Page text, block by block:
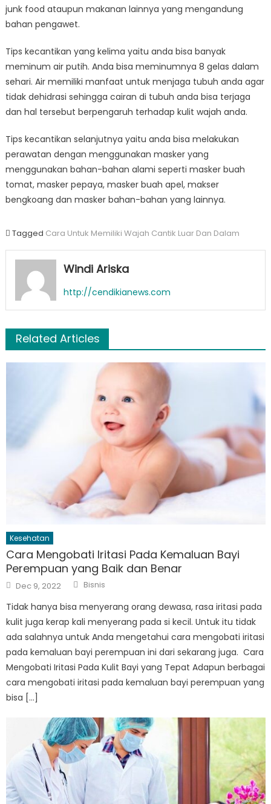
junk food ataupun makanan lainnya yang mengandung
bahan pengawet.
Tips kecantikan yang kelima yaitu anda bisa banyak
meminum air putih. Anda bisa meminumnya 8 gelas dalam
sehari. Air memiliki manfaat untuk menjaga tubuh anda agar
tidak dehidrasi sehingga cairan di tubuh anda bisa terjaga
dan hal tersebut berpengaruh terhadap kulit wajah anda.
Tips kecantikan selanjutnya yaitu anda bisa melakukan
perawatan dengan menggunakan masker yang
menggunakan bahan-bahan alami seperti masker buah
tomat, masker pepaya, masker buah apel, makser
bengkoang dan masker bahan-bahan yang lainnya.
Tagged Cara Untuk Memiliki Wajah Cantik Luar Dan Dalam
Windi Ariska
http://cendikianews.com
Related Articles
Kesehatan
Cara Mengobati Iritasi Pada Kemaluan Bayi
Perempuan yang Baik dan Benar
Posted
on
Dec 9, 2022 Author
Bisnis
Tidak hanya bisa menyerang orang dewasa, rasa iritasi pada
kulit juga kerap kali menyerang pada si kecil. Untuk itu tidak
ada salahnya untuk Anda mengetahui cara mengobati iritasi
pada kemaluan bayi perempuan ini dari sekarang juga. Cara
Mengobati Iritasi Pada Kulit Bayi yang Tepat Adapun berbagai
cara mengobati iritasi pada kemaluan bayi perempuan yang
bisa […]